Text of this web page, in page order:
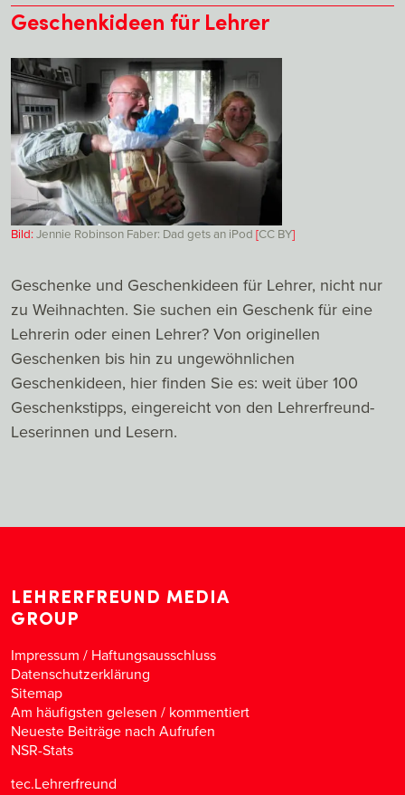
Geschenkideen für Lehrer
Bild:Jennie Robinson Faber: Dad gets an iPod [CC BY]
Geschenke und Geschenkideen für Lehrer, nicht nur
zu Weihnachten. Sie suchen ein Geschenk für eine
Lehrerin oder einen Lehrer? Von originellen
Geschenken bis hin zu ungewöhnlichen
Geschenkideen, hier finden Sie es: weit über 100
Geschenkstipps, eingereicht von den Lehrerfreund-
Leserinnen und Lesern.
LEHRERFREUND MEDIA
GROUP
Impressum / Haftungsausschluss
Datenschutzerklärung
Sitemap
Am häufigsten gelesen / kommentiert
Neueste Beiträge nach Aufrufen
NSR-Stats
tec.Lehrerfreund